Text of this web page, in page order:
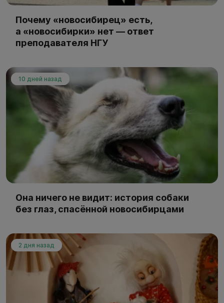
Почему «новосибирец» есть,
а «новосибирки» нет — ответ
преподавателя НГУ
10 дней назад
Она ничего не видит: история собаки
без глаз, спасённой новосибирцами
2 дня назад